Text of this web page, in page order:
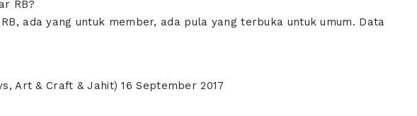
RB?
ada yang untuk member, ada pula yang terbuka untuk umum. Data
Art & Craft & Jahit) 16 September 2017